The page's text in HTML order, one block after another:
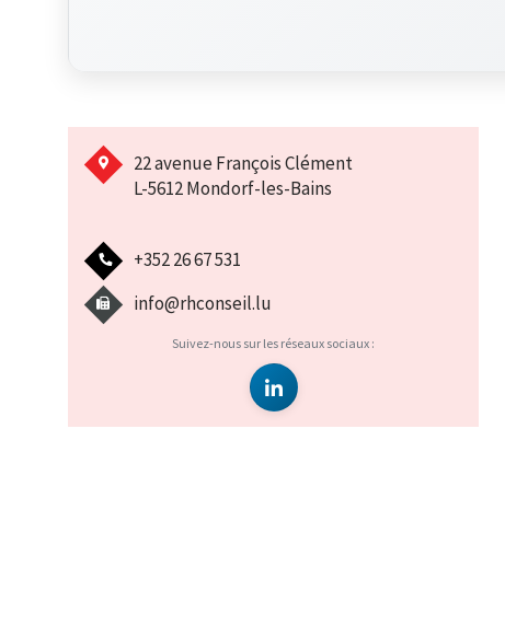
22 avenue François Clément
L-5612 Mondorf-les-Bains
+352 26 67 531
info@rhconseil.lu
Suivez-nous sur les réseaux sociaux :